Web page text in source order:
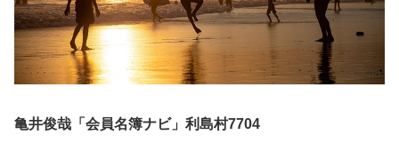
亀井俊哉「会員名簿ナビ」利島村7704